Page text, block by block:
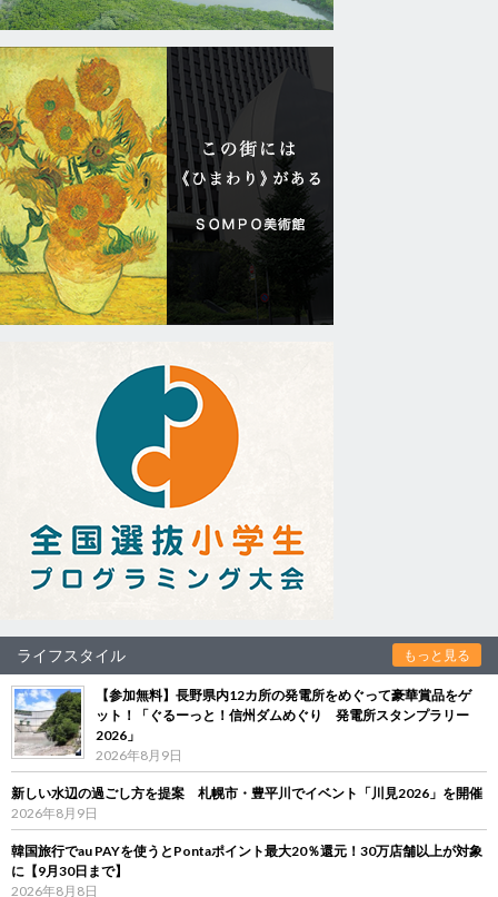
ライフスタイル もっと見る
【参加無料】長野県内12カ所の発電所をめぐって豪華賞品をゲ
ット！「ぐるーっと！信州ダムめぐり 発電所スタンプラリー
2026」
2026年8月9日
新しい水辺の過ごし方を提案 札幌市・豊平川でイベント「川見2026」を開催
2026年8月9日
韓国旅行でau PAYを使うとPontaポイント最大20％還元！30万店舗以上が対象
に【9月30日まで】
2026年8月8日